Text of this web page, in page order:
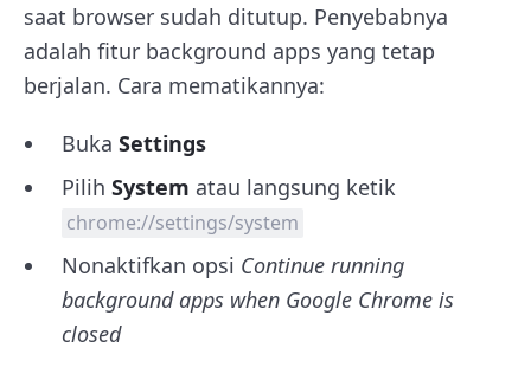
saat browser sudah ditutup. Penyebabnya
adalah fitur background apps yang tetap
berjalan. Cara mematikannya:
Buka Settings
Pilih System atau langsung ketik
chrome://settings/system
Nonaktifkan opsi Continue running
background apps when Google Chrome is
closed